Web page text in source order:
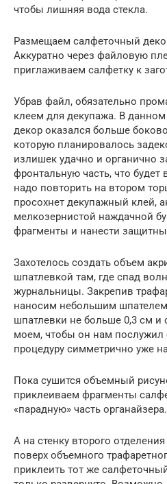
чтобы лишняя вода стекла.
Размещаем салфеточный
Аккуратно через файловую
приглаживаем салфетку к
Убрав файл, обязательно
клеем для декупажа. В
декор оказался больше
которую планировалось
излишек удачно и органично
фронтальную часть, что
надо повторить на втором
просохнет декупажный клей,
мелкозернистой наждачной
фрагменты и нанести
Захотелось создать объем
шпатлевкой там, где спад
журнальницы. Закрепив
наносим небольшим
шпатлевки не больше 0,3 см и
моем, чтобы он нам послужил
процедуру симметрично уже
Пока сушится объемный
приклеиваем фрагменты
«парадную» часть органайзера.
А на стенку второго
поверх объемного
приклеить тот же